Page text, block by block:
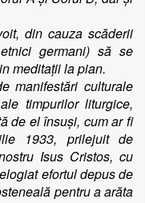
din cauza scăderii
germani) să se
meditații la pian.
manifestări culturale
timpurilor liturgice,
de el însuşi, cum ar fi
1933, prilejuit de
Isus Cristos, cu
efortul depus de
pentru a arăta